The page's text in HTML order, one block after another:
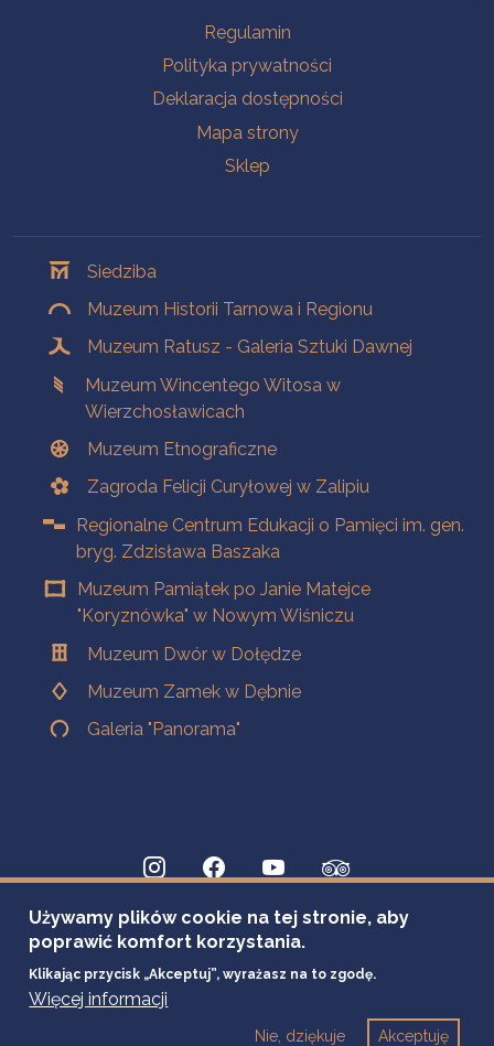
Regulamin
Polityka prywatności
Deklaracja dostępności
Mapa strony
Sklep
Siedziba
Muzeum Historii Tarnowa i Regionu
Muzeum Ratusz - Galeria Sztuki Dawnej
Muzeum Wincentego Witosa w
Wierzchosławicach
Muzeum Etnograficzne
Zagroda Felicji Curyłowej w Zalipiu
Regionalne Centrum Edukacji o Pamięci im. gen.
bryg. Zdzisława Baszaka
Muzeum Pamiątek po Janie Matejce
"Koryznówka" w Nowym Wiśniczu
Muzeum Dwór w Dołędze
Muzeum Zamek w Dębnie
Galeria "Panorama"
Używamy plików cookie na tej stronie, aby
poprawić komfort korzystania.
Klikając przycisk „Akceptuj”, wyrażasz na to zgodę.
Więcej informacji
Akceptuję
Nie, dziękuje